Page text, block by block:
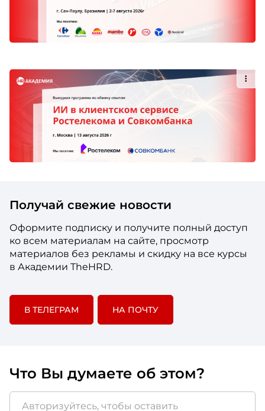
Получай свежие новости
Оформите подписку и получите полный доступ
ко всем материалам на сайте, просмотр
материалов без рекламы и скидку на все курсы
в Академии TheHRD.
В ТЕЛЕГРАМ НА ПОЧТУ
Что Вы думаете об этом?